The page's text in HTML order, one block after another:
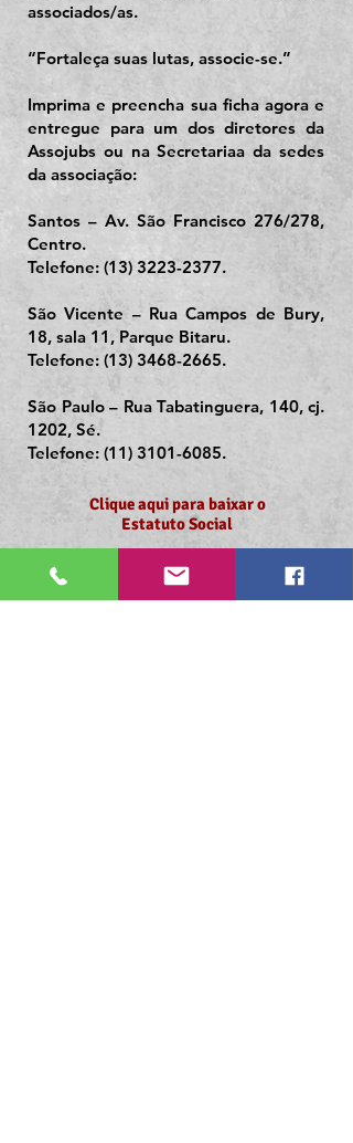
associados/as.
“Fortaleça suas lutas, associe-se.”
Imprima e preencha sua ficha agora e
entregue para um dos diretores da
Assojubs ou na Secretariaa da sedes
da associação:
Santos – Av. São Francisco 276/278,
Centro.
Telefone: (13) 3223-2377.
São Vicente – Rua Campos de Bury,
18, sala 11, Parque Bitaru.
Telefone: (13) 3468-2665.
São Paulo – Rua Tabatinguera, 140, cj.
1202, Sé.
Telefone: (11) 3101-6085.
Clique aqui para baixar o
Estatuto Social